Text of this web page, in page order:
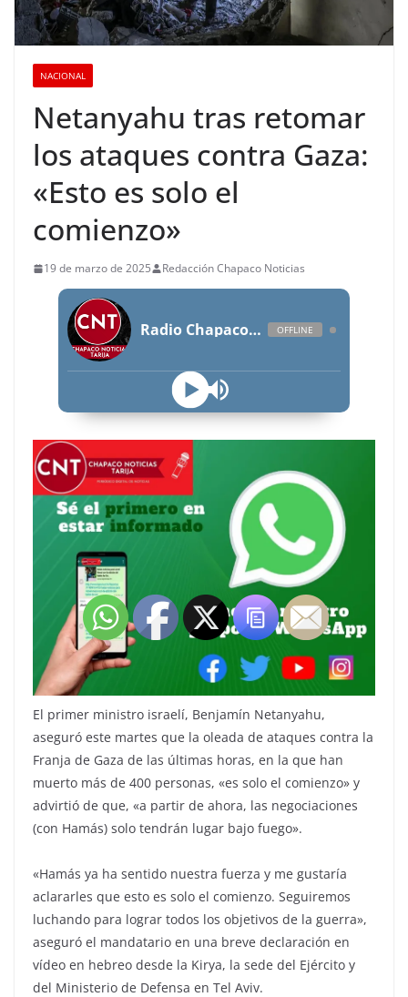
NACIONAL
Netanyahu tras retomar
los ataques contra Gaza:
«Esto es solo el
comienzo»
19 de marzo de 2025 Redacción Chapaco Noticias
Radio Chapaco Noticias Las 24 horas en vivo OFFLINE
El primer ministro israelí, Benjamín Netanyahu,
aseguró este martes que la oleada de ataques contra la
Franja de Gaza de las últimas horas, en la que han
muerto más de 400 personas, «es solo el comienzo» y
advirtió de que, «a partir de ahora, las negociaciones
(con Hamás) solo tendrán lugar bajo fuego».
«Hamás ya ha sentido nuestra fuerza y me gustaría
aclararles que esto es solo el comienzo. Seguiremos
luchando para lograr todos los objetivos de la guerra»,
aseguró el mandatario en una breve declaración en
vídeo en hebreo desde la Kirya, la sede del Ejército y
del Ministerio de Defensa en Tel Aviv.